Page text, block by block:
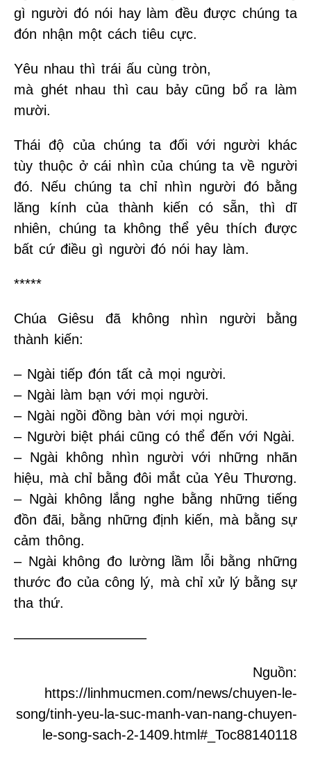
gì người đó nói hay làm đều được chúng ta
đón nhận một cách tiêu cực.
Yêu nhau thì trái ấu cùng tròn,
mà ghét nhau thì cau bảy cũng bổ ra làm
mười.
Thái độ của chúng ta đối với người khác
tùy thuộc ở cái nhìn của chúng ta về người
đó. Nếu chúng ta chỉ nhìn người đó bằng
lăng kính của thành kiến có sẵn, thì dĩ
nhiên, chúng ta không thể yêu thích được
bất cứ điều gì người đó nói hay làm.
*****
Chúa Giêsu đã không nhìn người bằng
thành kiến:
– Ngài tiếp đón tất cả mọi người.
– Ngài làm bạn với mọi người.
– Ngài ngồi đồng bàn với mọi người.
– Người biệt phái cũng có thể đến với Ngài.
– Ngài không nhìn người với những nhãn
hiệu, mà chỉ bằng đôi mắt của Yêu Thương.
– Ngài không lắng nghe bằng những tiếng
đồn đãi, bằng những định kiến, mà bằng sự
cảm thông.
– Ngài không đo lường lầm lỗi bằng những
thước đo của công lý, mà chỉ xử lý bằng sự
tha thứ.
—————————–
Nguồn:
https://linhmucmen.com/news/chuyen-le-
song/tinh-yeu-la-suc-manh-van-nang-chuyen-
le-song-sach-2-1409.html#_Toc88140118